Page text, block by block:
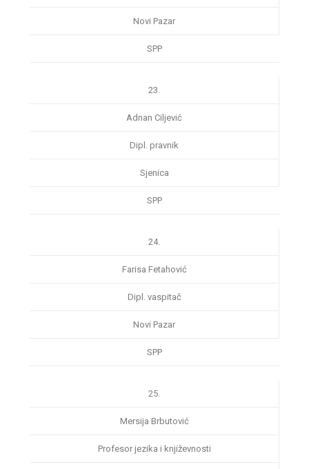
Novi Pazar
SPP
23.
Adnan Ciljević
Dipl. pravnik
Sjenica
SPP
24.
Farisa Fetahović
Dipl. vaspitač
Novi Pazar
SPP
25.
Mersija Brbutović
Profesor jezika i književnosti